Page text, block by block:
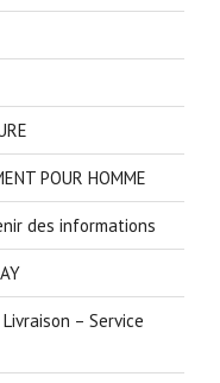
POUR HOMME
des informations
Livraison – Service